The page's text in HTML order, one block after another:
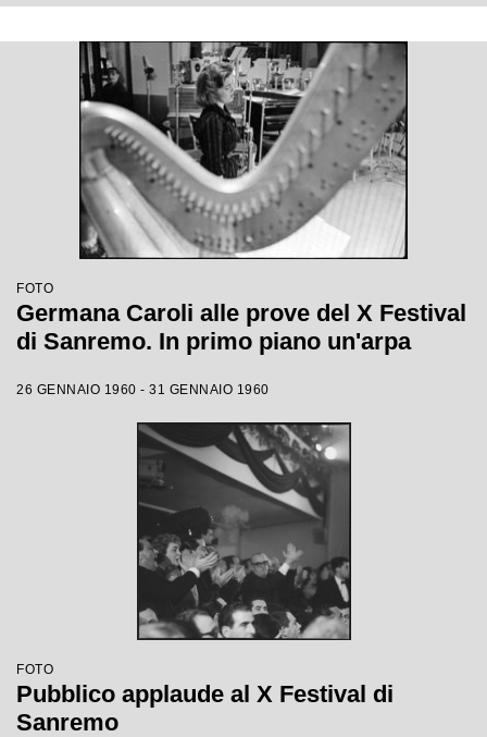
FOTO
Germana Caroli alle prove del X Festival
di Sanremo. In primo piano un'arpa
26 GENNAIO 1960 - 31 GENNAIO 1960
FOTO
Pubblico applaude al X Festival di
Sanremo